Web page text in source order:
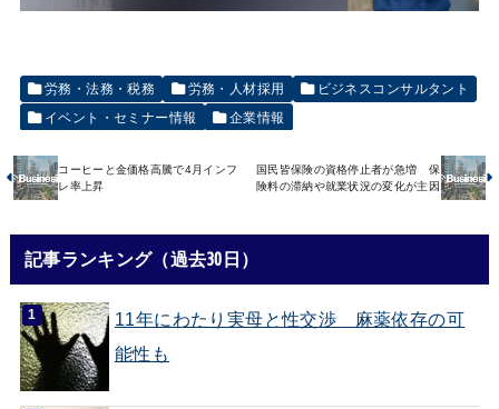
労務・法務・税務 労務・人材採用
ビジネスコンサルタント
イベント・セミナー情報
企業情報
コーヒーと金価格高騰で4月インフ
レ率上昇
国民皆保険の資格停止者が急増 保
険料の滞納や就業状況の変化が主因
記事ランキング（過去30日）
11年にわたり実母と性交渉 麻薬依存の可
能性も